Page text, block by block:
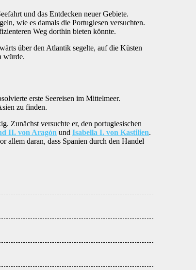
und das Entdecken neuer Gebiete.
wie es damals die Portugiesen versuchten.
Weg dorthin bieten könnte.
über den Atlantik segelte, auf die Küsten
würde.
erste Seereisen im Mittelmeer.
zu finden.
Zunächst versuchte er, den portugiesischen
II. von Aragón und Isabella I. von Kastilien.
allem daran, dass Spanien durch den Handel